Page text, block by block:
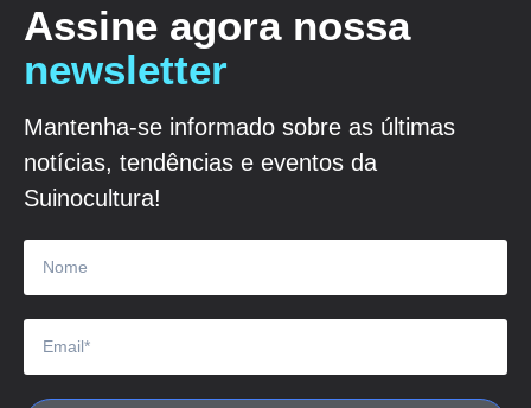
Assine agora nossa
newsletter
Mantenha-se informado sobre as últimas
notícias, tendências e eventos da
Suinocultura!